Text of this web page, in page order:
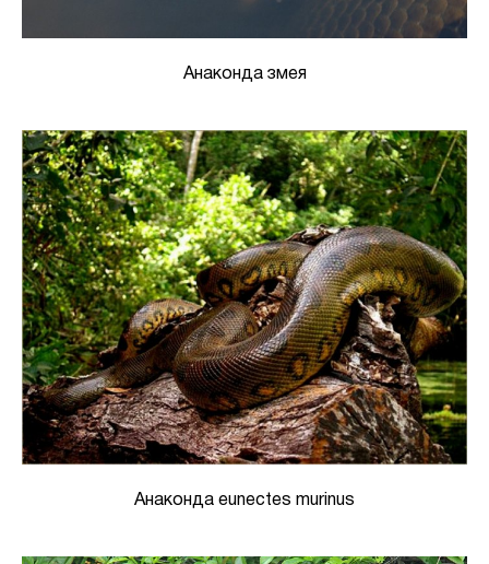
Анаконда змея
Анаконда eunectes murinus